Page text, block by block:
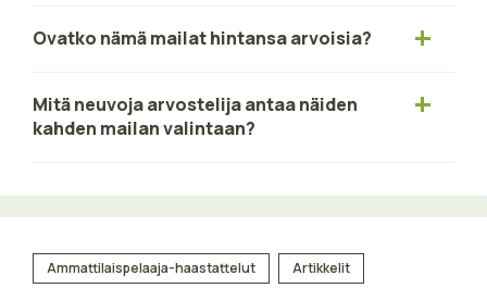
Ovatko nämä mailat hintansa arvoisia?
Mitä neuvoja arvostelija antaa näiden
kahden mailan valintaan?
Ammattilaispelaaja-haastattelut Artikkelit